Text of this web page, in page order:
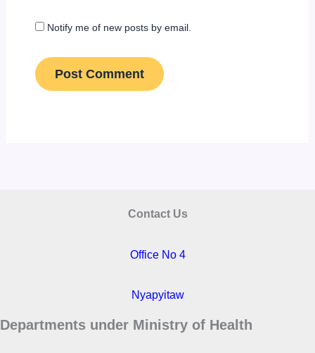
Notify me of new posts by email.
Contact Us
Office No 4
Nyapyitaw
Departments under Ministry of Health